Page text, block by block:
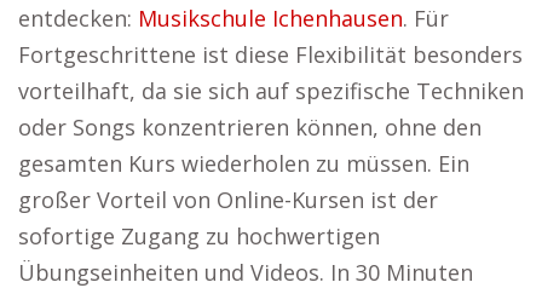
entdecken: Musikschule Ichenhausen. Für
Fortgeschrittene ist diese Flexibilität besonders
vorteilhaft, da sie sich auf spezifische Techniken
oder Songs konzentrieren können, ohne den
gesamten Kurs wiederholen zu müssen. Ein
großer Vorteil von Online-Kursen ist der
sofortige Zugang zu hochwertigen
Übungseinheiten und Videos. In 30 Minuten